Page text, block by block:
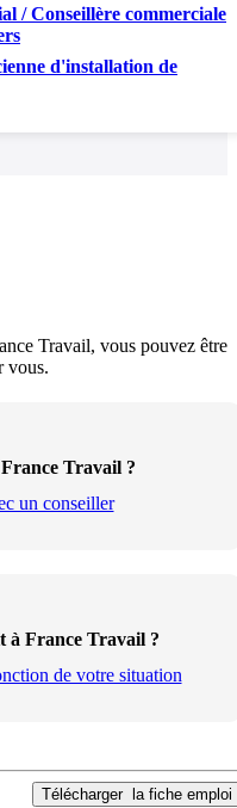
/ Conseillère commerciale
d'installation de
Travail, vous pouvez être
vous.
Travail ?
un conseiller
à France Travail ?
de votre situation
Télécharger la fiche emploi